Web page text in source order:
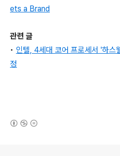
ets a Brand
관련 글
• 인텔, 4세대 코어 프로세서 '하
정